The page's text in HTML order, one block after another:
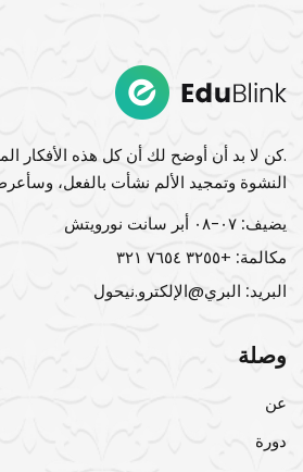
.كن لا بد أن أوضح لك أن كل هذه الأفكار
النشوة وتمجيد الألم نشأت بالفعل،
يضيف:
مكالمة: +٣٢٥٥ ٧٦٥٤ ٣٢١
البريد: البري@الإلكترو.نيحول
وصلة
عن
دورة
an account? Sign up